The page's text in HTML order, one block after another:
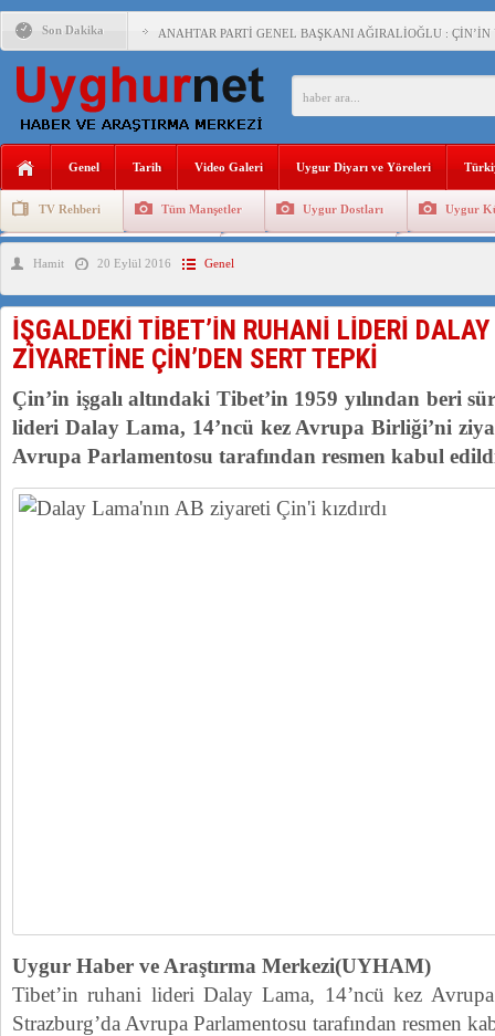
Son Dakika ANAHTAR PARTİ GENEL BAŞKANI AĞIRALİOĞLU :
ÇİN’İN DOĞU TÜRKİSTAN’DAKİ UYGULAMALARI
150 YILDIR KAYNAYAN YARAMIZ : ÇİN İŞGALİNDEKİ
ÇİN’İN UYGUR POLİTİKALARINI ÖVEN DİYANET
ÇİN’İN ANKARA BÜYÜKELÇİSİ JİANG’İN TRABZON
İŞGALCİ ÇİN’DEN “FETİHLER SULTANI
Genel Tarih Video Galeri Uygur Diyarı ve Yöreleri
TV Rehberi Tüm Manşetler Uygur Dostları Uygur
Uygurlarda Düğün ve Cenaze
Hamit 20 Eylül 2016 Genel
İŞGALDEKİ TİBET’İN RUHANİ LİDERİ
ZİYARETİNE ÇİN’DEN SERT TEPKİ
Çin’in işgalı altındaki Tibet’in 1959 yılından beri
lideri Dalay Lama, 14’ncü kez Avrupa Birliği’ni
Avrupa Parlamentosu tarafından resmen kabul
Uygur Haber ve Araştırma Merkezi(UYHAM)
Tibet’in ruhani lideri Dalay Lama, 14’ncü kez
Strazburg’da Avrupa Parlamentosu tarafından resmen